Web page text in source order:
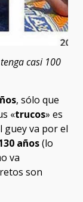
casi 100
, sólo que
«trucos» es
guey va por el
años(lo
va
son